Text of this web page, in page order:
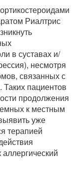
Риалтрис
в суставах и/
несмотря
связанных с
пациентов
продолжения
к местным
уже
терапией